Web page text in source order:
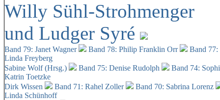
Willy Sühl-Strohmenger
und Ludger Syré
Band 79: Janet Wagner Band 78: Philip Franklin Orr
Band
Linda Freyberg
Sabine Wolf (Hrsg.)
Band 75: Denise Rudolph
Band 74:
Katrin Toetzke
Dirk Wissen
Band 71: Rahel Zoller
Band 70: Sabrina Lorenz
Linda Schünhoff